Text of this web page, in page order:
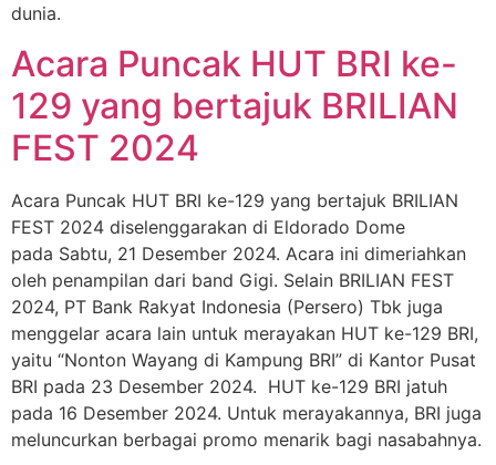
dunia.
Acara Puncak HUT BRI ke-
129 yang bertajuk BRILIAN
FEST 2024
Acara Puncak HUT BRI ke-129 yang bertajuk BRILIAN
FEST 2024 diselenggarakan di Eldorado Dome
pada Sabtu, 21 Desember 2024. Acara ini dimeriahkan
oleh penampilan dari band Gigi. Selain BRILIAN FEST
2024, PT Bank Rakyat Indonesia (Persero) Tbk juga
menggelar acara lain untuk merayakan HUT ke-129 BRI,
yaitu “Nonton Wayang di Kampung BRI” di Kantor Pusat
BRI pada 23 Desember 2024. HUT ke-129 BRI jatuh
pada 16 Desember 2024. Untuk merayakannya, BRI juga
meluncurkan berbagai promo menarik bagi nasabahnya.